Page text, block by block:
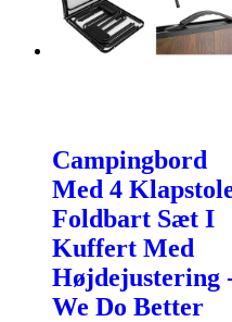
Campingbord
Med 4
Foldbart Sæt I
Kuffert Med
Højdejustering
We Do Better